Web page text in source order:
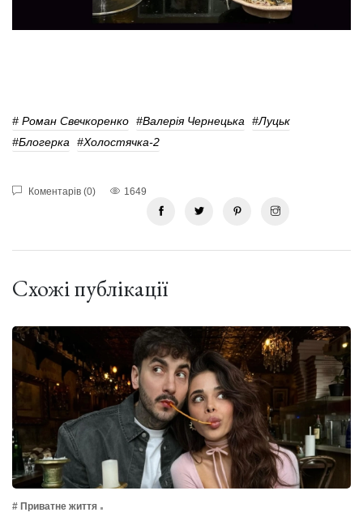
# Роман Свечкоренко #Валерія Чернецька #Луцьк
#Блогерка #Холостячка-2
Коментарів (0) 1649
Схожі публікації
# Приватне життя